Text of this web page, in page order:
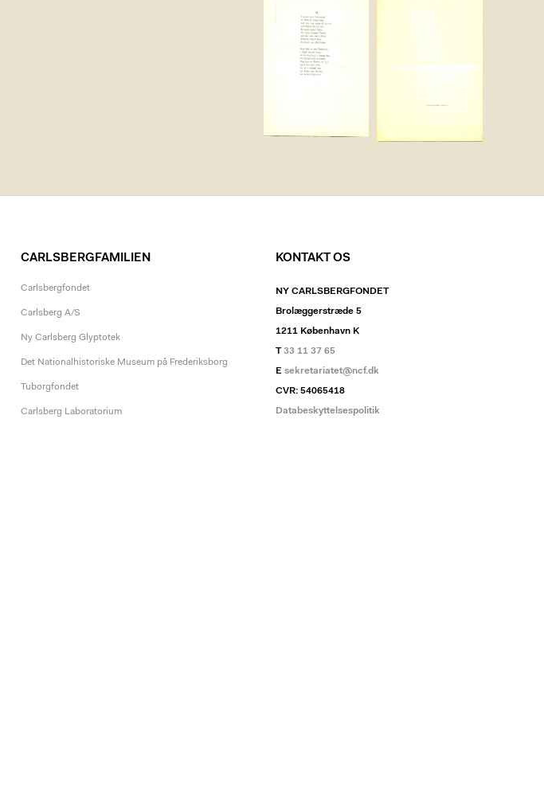
CARLSBERGFAMILIEN
Carlsbergfondet
Carlsberg A/S
Ny Carlsberg Glyptotek
Det Nationalhistoriske Museum på Frederiksborg
Tuborgfondet
Carlsberg Laboratorium
KONTAKT OS
NY CARLSBERGFONDET
Brolæggerstræde 5
1211 København K
T33 11 37 65
E sekretariatet@ncf.dk
CVR: 54065418
Databeskyttelsespolitik